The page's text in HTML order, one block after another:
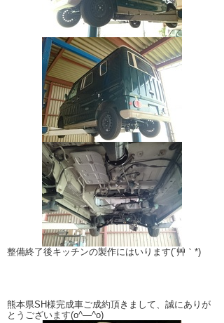
整備終了後キッチンの製作にはいります(´艸｀*)
熊本県SH様完成車ご成約頂きまして、誠にありが
とうございます(o^―^o)